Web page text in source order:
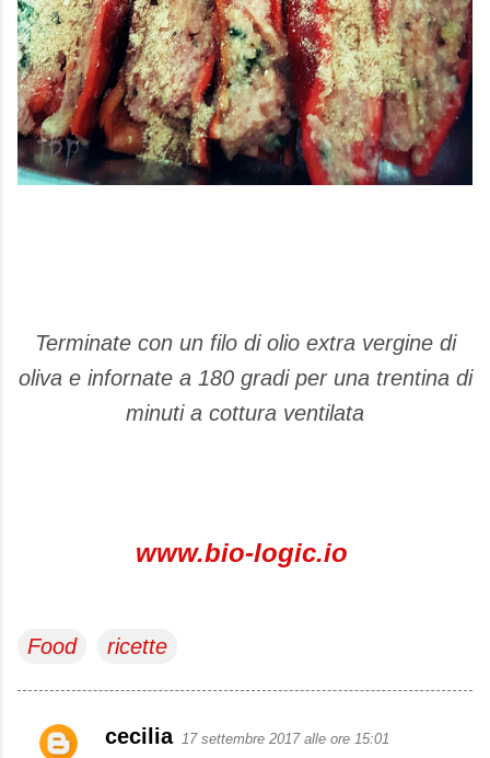
Terminate con un filo di olio extra vergine di
oliva e infornate a 180 gradi per una trentina di
minuti a cottura ventilata
www.bio-logic.io
Food ricette
C
cecilia 17 settembre 2017 alle ore 15:01